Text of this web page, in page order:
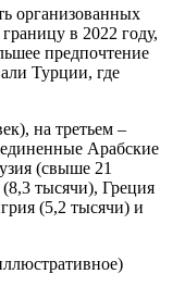
организованных
в 2022 году,
предпочтение
Турции, где
на третьем –
Арабские
(свыше 21
тысячи), Греция
(5,2 тысячи) и